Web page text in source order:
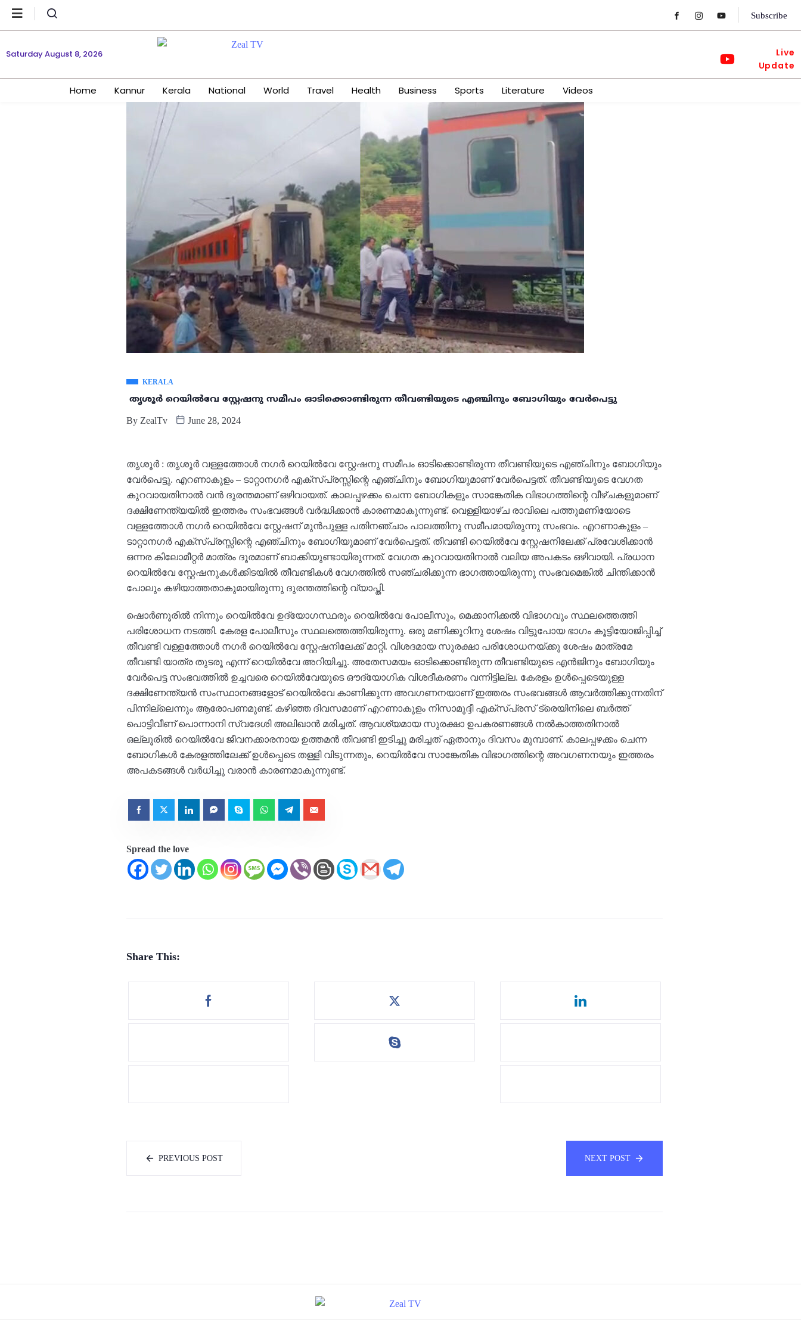
Subscribe
Saturday August 8, 2026
Live
Update
Home Kannur Kerala National World Travel Health Business Sports Literature Videos
KERALA
തൃശൂർ റെയിൽവേ സ്റ്റേഷനു സമീപം ഓടിക്കൊണ്ടിരുന്ന തീവണ്ടിയുടെ എഞ്ചിനും ബോഗിയും വേർപെട്ടു
By ZealTv June 28, 2024
തൃശൂർ : തൃശൂർ വള്ളത്തോൾ നഗർ റെയിൽവേ സ്റ്റേഷനു സമീപം ഓടിക്കൊണ്ടിരുന്ന തീവണ്ടിയുടെ എഞ്ചിനും ബോഗിയും
വേർപെട്ടു. എറണാകുളം – ടാറ്റാനഗർ എക്സ്പ്രസ്സിന്റെ എഞ്ചിനും ബോഗിയുമാണ് വേർപെട്ടത്. തീവണ്ടിയുടെ വേഗത
കുറവായതിനാൽ വൻ ദുരന്തമാണ് ഒഴിവായത്. കാലപ്പഴക്കം ചെന്ന ബോഗികളും സാങ്കേതിക വിഭാഗത്തിന്റെ വീഴ്ചകളുമാണ്
ദക്ഷിണേന്ത്യയിൽ ഇത്തരം സംഭവങ്ങൾ വർദ്ധിക്കാൻ കാരണമാകുന്നുണ്ട്. വെള്ളിയാഴ്ച രാവിലെ പത്തുമണിയോടെ
വള്ളത്തോൾ നഗർ റെയിൽവേ സ്റ്റേഷന് മുൻപുള്ള പതിനഞ്ചാം പാലത്തിനു സമീപമായിരുന്നു സംഭവം. എറണാകുളം –
ടാറ്റാനഗർ എക്സ്പ്രസ്സിന്റെ എഞ്ചിനും ബോഗിയുമാണ് വേർപെട്ടത്. തീവണ്ടി റെയിൽവേ സ്റ്റേഷനിലേക്ക് പ്രവേശിക്കാൻ
ഒന്നര കിലോമീറ്റർ മാത്രം ദൂരമാണ് ബാക്കിയുണ്ടായിരുന്നത്. വേഗത കുറവായതിനാൽ വലിയ അപകടം ഒഴിവായി. പ്രധാന
റെയിൽവേ സ്റ്റേഷനുകൾക്കിടയിൽ തീവണ്ടികൾ വേഗത്തിൽ സഞ്ചരിക്കുന്ന ഭാഗത്തായിരുന്നു സംഭവമെങ്കിൽ ചിന്തിക്കാൻ
പോലും കഴിയാത്തതാകുമായിരുന്നു ദുരന്തത്തിന്റെ വ്യാപ്തി.
ഷൊർണൂരിൽ നിന്നും റെയിൽവേ ഉദ്യോഗസ്ഥരും റെയിൽവേ പോലീസും, മെക്കാനിക്കൽ വിഭാഗവും സ്ഥലത്തെത്തി
പരിശോധന നടത്തി. കേരള പോലീസും സ്ഥലത്തെത്തിയിരുന്നു. ഒരു മണിക്കൂറിനു ശേഷം വിട്ടുപോയ ഭാഗം കൂട്ടിയോജിപ്പിച്ച്
തീവണ്ടി വള്ളത്തോൾ നഗർ റെയിൽവേ സ്റ്റേഷനിലേക്ക് മാറ്റി. വിശദമായ സുരക്ഷാ പരിശോധനയ്ക്കു ശേഷം മാത്രമേ
തീവണ്ടി യാത്ര തുടരൂ എന്ന് റെയിൽവേ അറിയിച്ചു. അതേസമയം ഓടിക്കൊണ്ടിരുന്ന തീവണ്ടിയുടെ എൻജിനും ബോഗിയും
വേർപെട്ട സംഭവത്തിൽ ഉച്ചവരെ റെയിൽവേയുടെ ഔദ്യോഗിക വിശദീകരണം വന്നിട്ടില്ല. കേരളം ഉൾപ്പെടെയുള്ള
ദക്ഷിണേന്ത്യൻ സംസ്ഥാനങ്ങളോട് റെയിൽവേ കാണിക്കുന്ന അവഗണനയാണ് ഇത്തരം സംഭവങ്ങൾ ആവർത്തിക്കുന്നതിന്
പിന്നില്ലെന്നും ആരോപണമുണ്ട്. കഴിഞ്ഞ ദിവസമാണ് എറണാകുളം നിസാമുദ്ദീ എക്സ്പ്രസ് ട്രെയിനിലെ ബർത്ത്
പൊട്ടിവീണ് പൊന്നാനി സ്വദേശി അലിഖാൻ മരിച്ചത്. ആവശ്യമായ സുരക്ഷാ ഉപകരണങ്ങൾ നൽകാത്തതിനാൽ
ഒല്ലൂരിൽ റെയിൽവേ ജീവനക്കാരനായ ഉത്തമൻ തീവണ്ടി ഇടിച്ചു മരിച്ചത് ഏതാനും ദിവസം മുമ്പാണ്. കാലപ്പഴക്കം ചെന്ന
ബോഗികൾ കേരളത്തിലേക്ക് ഉൾപ്പെടെ തള്ളി വിടുന്നതും, റെയിൽവേ സാങ്കേതിക വിഭാഗത്തിന്റെ അവഗണനയും ഇത്തരം
അപകടങ്ങൾ വർധിച്ചു വരാൻ കാരണമാകുന്നുണ്ട്.
Spread the love
Share This:
PREVIOUS POST NEXT POST